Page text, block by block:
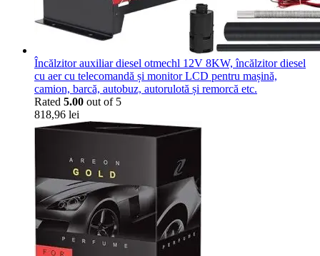
Încălzitor auxiliar diesel otmechl 12V 8KW, încălzitor diesel
cu aer cu telecomandă și monitor LCD pentru mașină,
camion, barcă, autobuz, autorulotă și remorcă etc.
Rated 5.00 out of 5
818,96 lei